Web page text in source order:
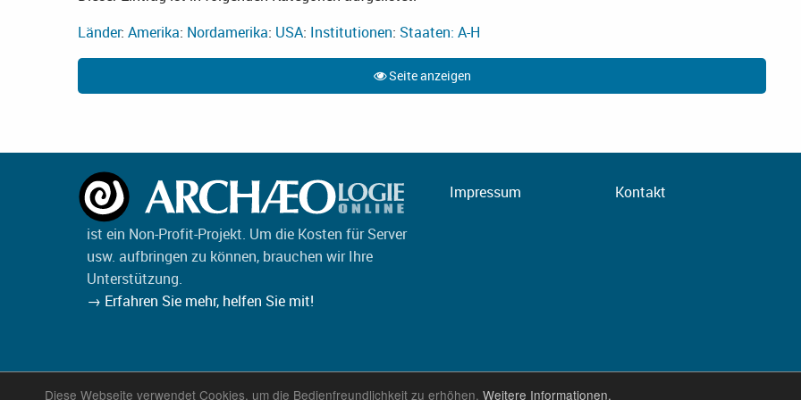
Diese Webseite verwendet Cookies, um die Bedienfreundlichkeit zu erhöhen. Weitere Informationen.
Länder: Amerika: Nordamerika: USA: Institutionen: Staaten: A-H
Seite anzeigen
ist ein Non-Profit-Projekt. Um die Kosten für Server
usw. aufbringen zu können, brauchen wir Ihre
Unterstützung.
→ Erfahren Sie mehr, helfen Sie mit!
Impressum Kontakt